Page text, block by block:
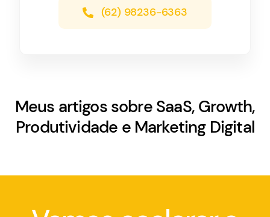
(62) 98236-6363
Meus artigos sobre SaaS, Growth,
Produtividade e Marketing Digital